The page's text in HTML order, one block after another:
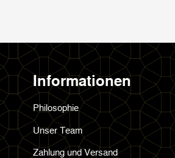
Informationen
Philosophie
Unser Team
Zahlung und Versand